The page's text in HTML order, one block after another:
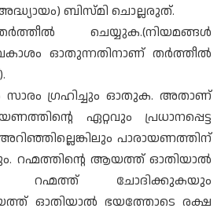
ബിസ്മി ചൊല്ലരുത്.
ചെയ്യുക.(നിയമങ്ങൾ
ഓതുന്നതിനാണ് തർത്തീൽ
സാരം ഗ്രഹിച്ചും ഓതുക. അതാണ്
ഏറ്റവും പ്രധാനപ്പെട്ട
പാരായണത്തിന്
റഹ്മത്തിന്റെ ആയത്ത് ഓതിയാൽ
റഹ്മത്ത് ചോദിക്കുകയും
ഓതിയാൽ ഭയത്തോടെ രക്ഷ